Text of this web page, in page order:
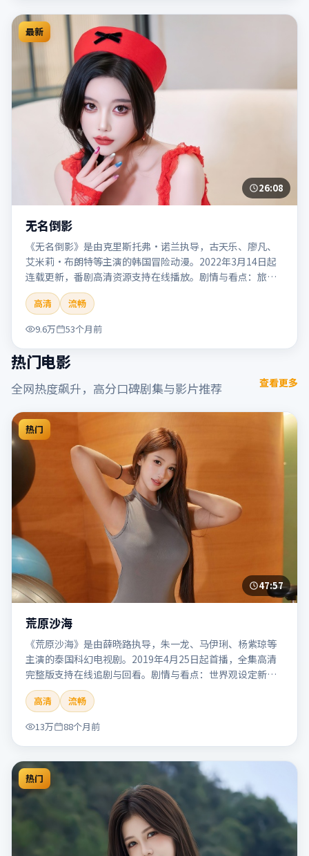
最新
26:08
无名倒影
《无名倒影》是由克里斯托弗·诺兰执导，古天乐、廖凡、
艾米莉·布朗特等主演的韩国冒险动漫。2022年3月14日起
连载更新，番剧高清资源支持在线播放。剧情与看点：旅程
险象环生，奇观与友情并行，带来沉浸式探险体验。本片适
合检索「无名倒影」「克里斯托弗·诺兰」「冒险」「韩
国」「2022」「2022-03-14上映」等关键词的影迷阅读简介
与主创信息。
高清
流畅
9.6万
53个月前
热门电影
全网热度飙升，高分口碑剧集与影片推荐 查看更多
热门
47:57
荒原沙海
《荒原沙海》是由薛晓路执导，朱一龙、马伊琍、杨紫琼等
主演的泰国科幻电视剧。2019年4月25日起首播，全集高清
完整版支持在线追剧与回看。剧情与看点：世界观设定新
颖，视觉奇观与哲思并存，探讨科技与人性的边界。本片适
合检索「荒原沙海」「薛晓路」「科幻」「泰国」「2019」
「2019-04-25上映」等关键词的影迷阅读简介与主创信息。
高清
流畅
13万
88个月前
热门